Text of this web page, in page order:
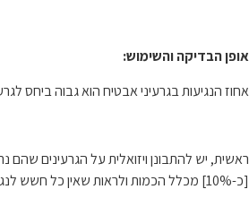
אופן הבדיקה והשימוש:
אחוז הנגיעות בגרעיני אבטיח הוא גבוה ביחס
ראשית, יש להתבונן ויזואלית על הגרעינים
[כ-10%] מכלל הכמות ולראות שאין כל חשש לנגיעות פנימית, ואזי אפשר לאכול ללא בדיקה. במידה ונמצאה נגיעות פנימית, חובה לפתוח כל גרעין ולהתבונן קודם אכילתו.